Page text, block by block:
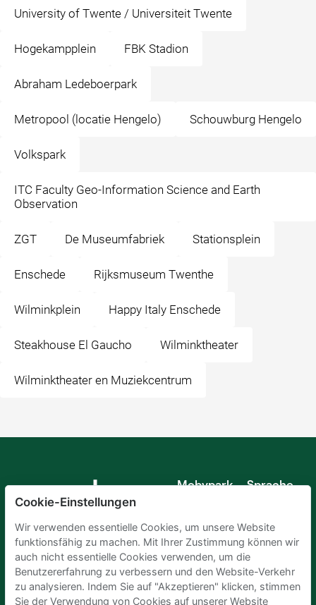
University of Twente / Universiteit Twente
Hogekampplein FBK Stadion
Abraham Ledeboerpark
Metropool (locatie Hengelo) Schouwburg Hengelo
Volkspark
ITC Faculty Geo-Information Science and Earth
Observation
ZGT De Museumfabriek Stationsplein
Enschede Rijksmuseum Twenthe
Wilminkplein Happy Italy Enschede
Steakhouse El Gaucho Wilminktheater
Wilminktheater en Muziekcentrum
Mobypark
Sprache
Spanisch
Französisch
Italienisch
Niederländisch
Cookie-Einstellungen
Wir verwenden essentielle Cookies, um unsere Website
funktionsfähig zu machen. Mit Ihrer Zustimmung können wir
auch nicht essentielle Cookies verwenden, um die
Benutzererfahrung zu verbessern und den Website-Verkehr
zu analysieren. Indem Sie auf "Akzeptieren" klicken, stimmen
Sie der Verwendung von Cookies auf unserer Website